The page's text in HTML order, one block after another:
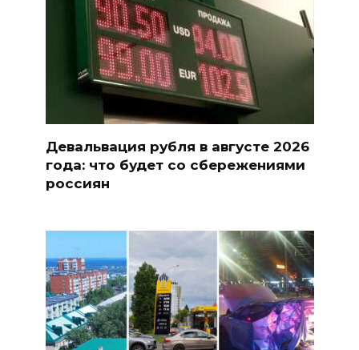
Девальвация рубля в августе 2026
года: что будет со сбережениями
россиян